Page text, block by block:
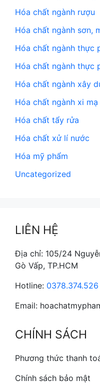
Hóa chất ngành rượu
Hóa chất ngành sơn,
Hóa chất ngành thực
Hóa chất ngành thực
Hóa chất ngành xây
Hóa chất ngành xi mạ
Hóa chất tẩy rửa
Hóa chất xử lí nước
Hóa mỹ phẩm
Uncategorized
LIÊN HỆ
Địa chỉ: 105/24
Gò Vấp, TP.HCM
Hotline: 0378.374.526
Email:
CHÍNH SÁCH
Phương thức thanh
Chính sách bảo mật